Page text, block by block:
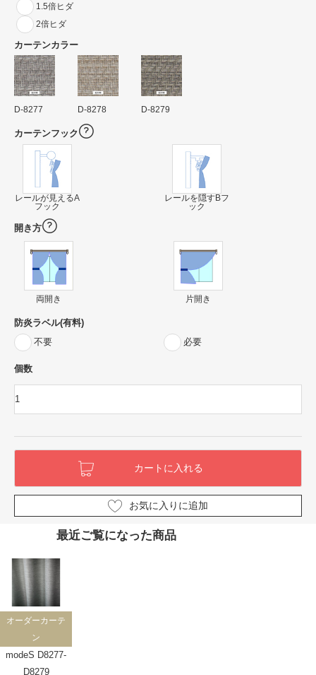
1.5倍ヒダ
2倍ヒダ
カーテンカラー
D-8277 D-8278 D-8279
カーテンフック
レールが見えるA
フック
レールを隠すBフ
ック
開き方
両開き 片開き
防炎ラベル(有料)
不要
必要
個数
お気に入りに追加
最近ご覧になった商品
オーダーカーテ
ン
modeS D8277-
D8279